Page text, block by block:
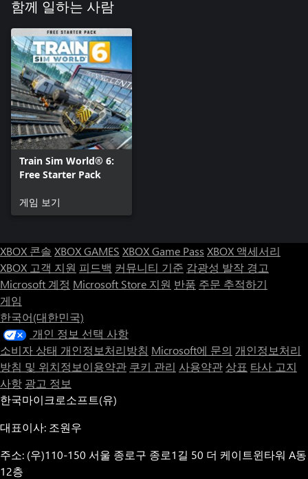
함께 일하는 사람
Train Sim World® 6:
Free Starter Pack
게임 보기
XBOX 콘솔 XBOX GAMES XBOX Game Pass XBOX 액세서리
XBOX 고객 지원 피드백 커뮤니티 기준 감광성 발작 경고
Microsoft 계정 Microsoft Store 지원 반품 주문 추적하기
게임
한국어(대한민국)
개인 정보 선택 사항
소비자 상태 개인정보처리방침 Microsoft에 문의 개인정보처리
방침 및 위치정보이용약관 쿠키 관리 사용약관 상표 타사 고지
사항 광고 정보
한국마이크로소프트(유)
대표이사: 조원우
주소: (우)110-150 서울 종로구 종로1길 50 더 케이트윈타워 A동
12층